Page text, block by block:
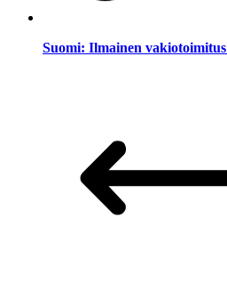
Suomi: Ilmainen vakiotoimitus